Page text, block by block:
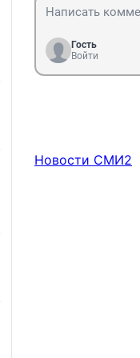
Гость
Войти
Новости СМИ2